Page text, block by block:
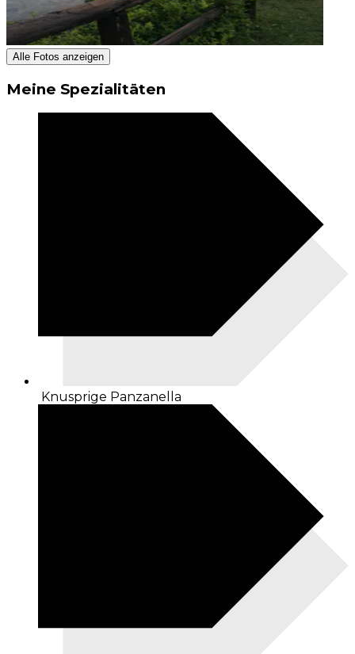
Alle Fotos anzeigen
Meine Spezialitäten
Knusprige Panzanella